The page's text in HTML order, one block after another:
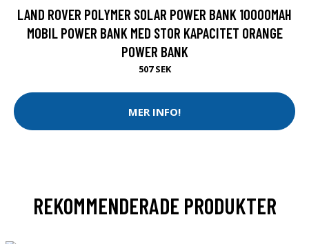
LAND ROVER POLYMER SOLAR POWER BANK 10000MAH
MOBIL POWER BANK MED STOR KAPACITET ORANGE
POWER BANK
507 SEK
MER INFO!
REKOMMENDERADE PRODUKTER